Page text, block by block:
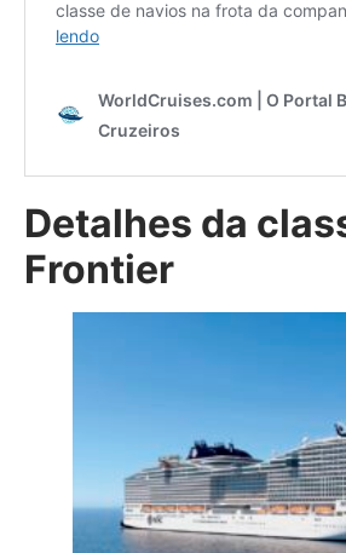
Detalhes da
Frontier